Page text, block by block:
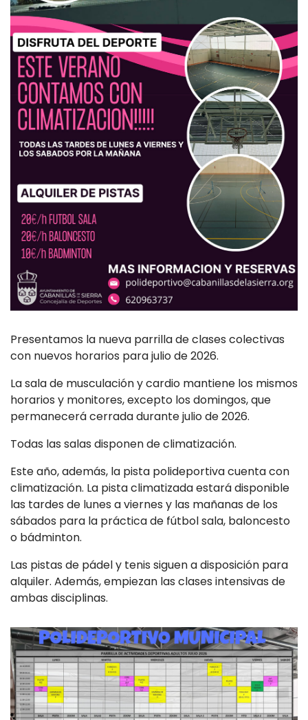
Presentamos la nueva parrilla de clases colectivas
con nuevos horarios para julio de 2026.
La sala de musculación y cardio mantiene los mismos
horarios y monitores, excepto los domingos, que
permanecerá cerrada durante julio de 2026.
Todas las salas disponen de climatización.
Este año, además, la pista polideportiva cuenta con
climatización. La pista climatizada estará disponible
las tardes de lunes a viernes y las mañanas de los
sábados para la práctica de fútbol sala, baloncesto
o bádminton.
Las pistas de pádel y tenis siguen a disposición para
alquiler. Además, empiezan las clases intensivas de
ambas disciplinas.